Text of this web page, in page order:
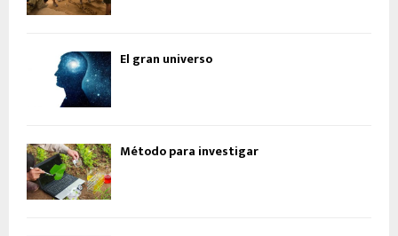
El gran universo
Método para investigar